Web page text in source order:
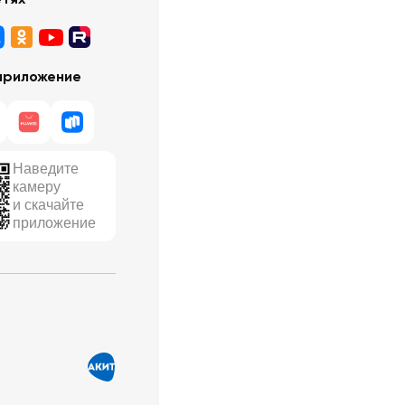
Наведите
камеру
и скачайте
приложение